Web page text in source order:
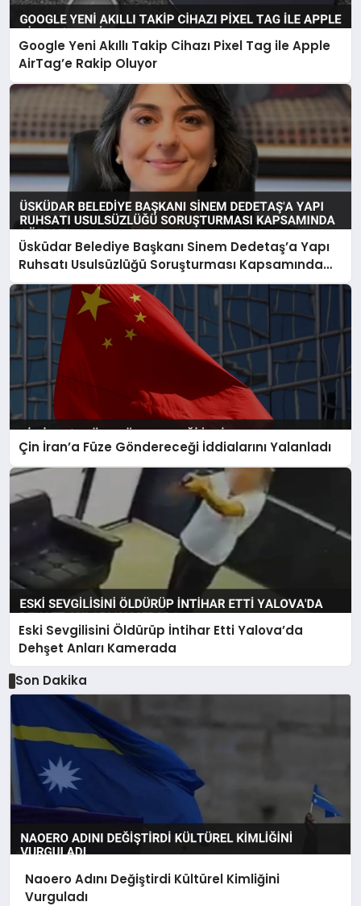
Google Yeni Akıllı Takip Cihazı Pixel Tag ile Apple
AirTag’e Rakip Oluyor
Üsküdar Belediye Başkanı Sinem Dedetaş’a Yapı
Ruhsatı Usulsüzlüğü Soruşturması Kapsamında
Gözaltı
Çin İran’a Füze Göndereceği İddialarını Yalanladı
Eski Sevgilisini Öldürüp İntihar Etti Yalova’da
Dehşet Anları Kamerada
Son Dakika
Naoero Adını Değiştirdi Kültürel Kimliğini
Vurguladı